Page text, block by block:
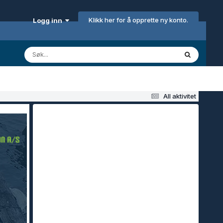
Logg inn Klikk her for å opprette ny konto.
All aktivitet